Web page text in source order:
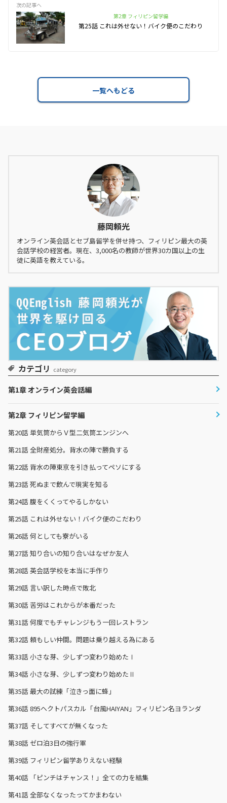
次の記事へ
第2章 フィリピン留学編
第25話 これは外せない！バイク便のこだわり
一覧へもどる
藤岡頼光
オンライン英会話とセブ島留学を併せ持つ、フィリピン最大の英
会話学校の経営者。現在、3,000名の教師が世界30カ国以上の生
徒に英語を教えている。
カテゴリ category
第1章 オンライン英会話編
第2章 フィリピン留学編
第20話 単気筒からＶ型二気筒エンジンへ
第21話 全財産処分。背水の陣で勝負する
第22話 背水の陣東京を引き払ってペソにする
第23話 死ぬまで飲んで現実を知る
第24話 腹をくくってやるしかない
第25話 これは外せない！バイク便のこだわり
第26話 何としても寮がいる
第27話 知り合いの知り合いはなぜか友人
第28話 英会話学校を本当に手作り
第29話 言い訳した時点で敗北
第30話 苦労はこれからが本番だった
第31話 何度でもチャレンジもう一回レストラン
第32話 頼もしい仲間。問題は乗り越える為にある
第33話 小さな芽、少しずつ変わり始めたⅠ
第34話 小さな芽、少しずつ変わり始めたⅡ
第35話 最大の試練「泣きっ面に蜂」
第36話 895ヘクトパスカル「台風HAIYAN」フィリピン名ヨランダ
第37話 そしてすべてが無くなった
第38話 ゼロ泊3日の強行軍
第39話 フィリピン留学ありえない経験
第40話
「ピンチはチャンス！」全ての力を結集
第41話 全部なくなったってかまわない